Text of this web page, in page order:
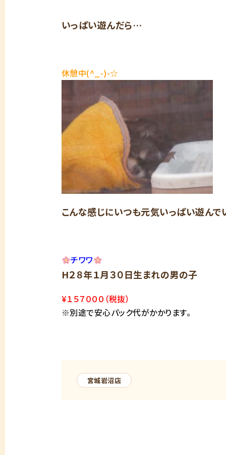
いっぱい遊んだら…
休憩中(^_-)-☆
こんな感じにいつも元気いっぱい遊ん
チワワ
H２８年１月３０日生まれの男の子
¥１５７０００（税抜）
※別途で安心パック代がかかります。
宮城岩沼店